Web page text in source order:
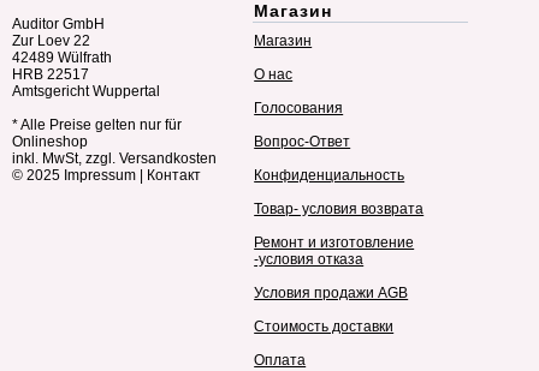
Auditor GmbH
Zur Loev 22
42489 Wülfrath
HRB 22517
Amtsgericht Wuppertal
* Alle Preise gelten nur für
Onlineshop
inkl. MwSt, zzgl. Versandkosten
© 2025 Impressum Контакт
Магазин
Магазин
О нас
Голосования
Вопрос-Ответ
Конфиденциальность
Товар- условия возврата
Ремонт и изготовление
-условия отказа
Условия продажи AGB
Стоимость доставки
Оплата